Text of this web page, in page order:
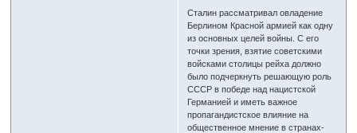
Сталин рассматривал овладение
Берлином Красной армией как одну
из основных целей войны. С его
точки зрения, взятие советскими
войсками столицы рейха должно
было подчеркнуть решающую роль
СССР в победе над нацистской
Германией и иметь важное
пропагандистское влияние на
общественное мнение в странах-